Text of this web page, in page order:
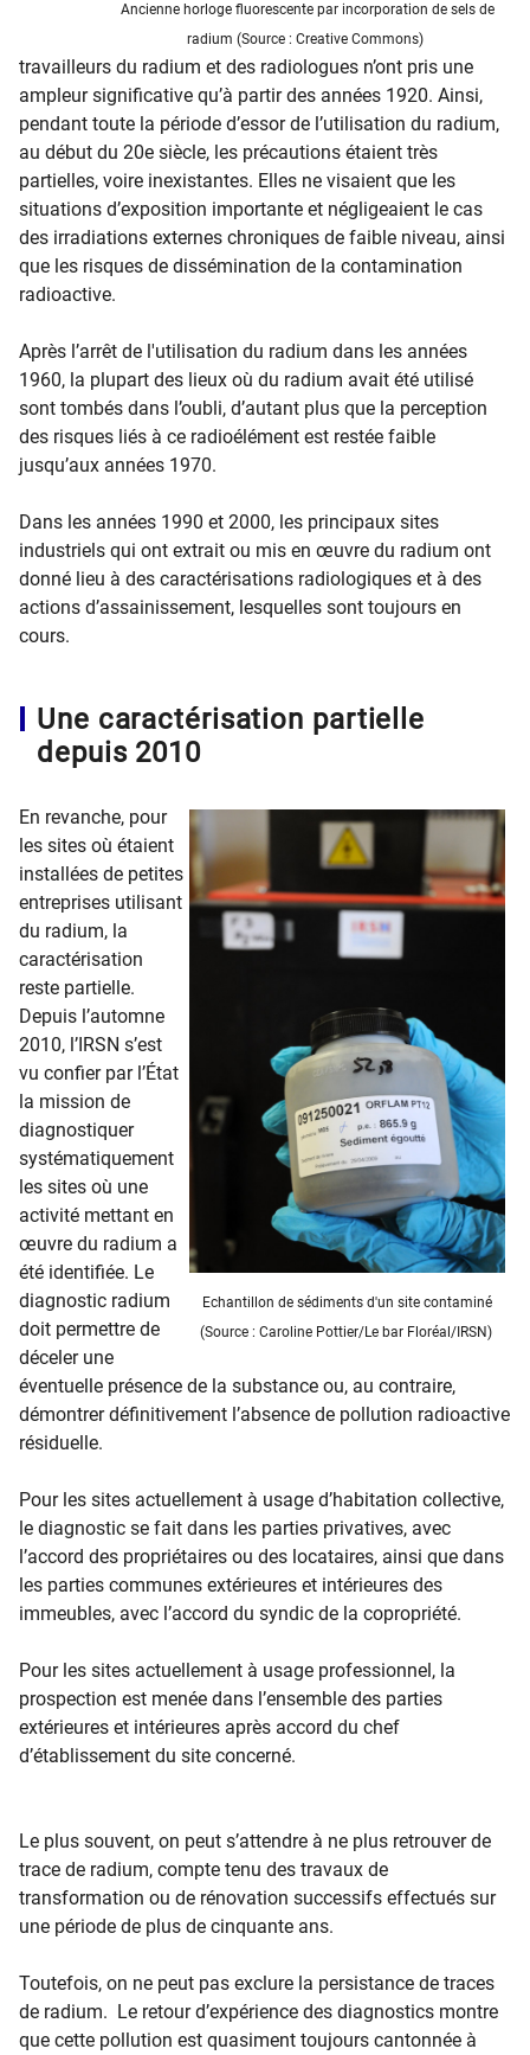
Ancienne horloge fluorescente​ par incorporation de sels de
radium (Source : Creative Commons)
travailleurs du radium et des radiologues n’ont pris une
ampleur significative qu’à partir des années 1920. Ainsi,
pendant toute la période d’essor de l’utilisation du radium,
au début du 20e siècle, les précautions étaient très
partielles, voire inexistantes. Elles ne visaient que les
situations d’exposition importante et négligeaient le cas
des irradiations externes chroniques de faible niveau, ainsi
que les risques de dissémination de la contamination
radioactive.
Après l’arrêt de l'utilisation du radium dans les années
1960, la plupart des lieux où du radium avait été utilisé
sont tombés dans l’oubli, d’autant plus que la perception
des risques liés à ce radioélément est restée faible
jusqu’aux années 1970.
Dans les années 1990 et 2000, les principaux sites
industriels qui ont extrait ou mis en œuvre du radium ont
donné lieu à des caractérisations radiologiques et à des
actions d’assainissement, lesquelles sont toujours en
cours.
Une caractérisation partielle
depuis 2010
Echantillon de sédiments d'un site contaminé
(Source : Caroline Pottier/Le bar Floréal/IRSN​​​)
En revanche, pour
les sites où étaient
installées de petites
entreprises utilisant
du radium, la
caractérisation
reste partielle.
Depuis l’automne
2010, l’IRSN s’est
vu confier par l’État
la mission de
diagnostiquer
systématiquement
les sites où une
activité mettant en
œuvre du radium a
été identifiée. Le
diagnostic radium
doit permettre de
déceler une
éventuelle présence de la substance ou, au contraire,
démontrer définitivement l’absence de pollution radioactive
résiduelle.
Pour les sites actuellement à usage d’habitation collective,
le diagnostic se fait dans les parties privatives, avec
l’accord des propriétaires ou des ​locataires, ainsi que dans
les parties communes extérieures et intérieures des
immeubles, avec l’accord du syndic de la copropriété.
Pour les sites actuellement à usage professionnel, la
prospection est menée dans l’ensemble des parties
extérieures et intérieures après accord du chef
d’établissement du site concerné.
Le plus souvent, on peut s’attendre à ne plus retrouver de
trace de radium, compte tenu des travaux de
transformation ou de rénovation successifs effectués sur
une période de plus de cinquante ans.
Toutefois, on ne peut pas exclure la persistance de traces
de radium. Le retour d’expérience des diagnostics montre
que cette pollution est quasiment toujours cantonnée à